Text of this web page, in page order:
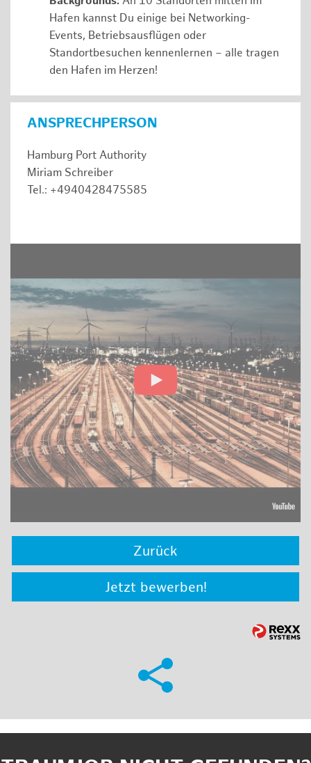
Hafen kannst Du einige bei Networking-
Events, Betriebsausflügen oder
Standortbesuchen kennenlernen – alle tragen
den Hafen im Herzen!
ANSPRECHPERSON
Hamburg Port Authority
Miriam Schreiber
Tel.: +4940428475585
Zurück
Jetzt bewerben!